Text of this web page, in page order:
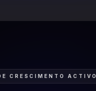
CRESCIMENTO ACTIVO